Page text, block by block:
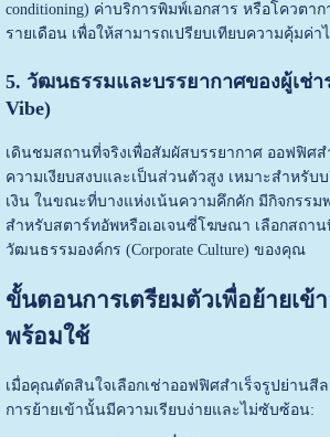
conditioning) ค่าบริการพิมพ์เอกสาร หรือโควตา
รายเดือน เพื่อให้สามารถเปรียบเทียบความคุ้มค่า
5. วัฒนธรรมและบรรยากาศของผู้เช่า
Vibe)
เดินชมสถานที่จริงเพื่อสัมผัสบรรยากาศ ออฟฟิศส
ความเงียบสงบและเป็นส่วนตัวสูง เหมาะสำหรับ
เงิน ในขณะที่บางแห่งเน้นความคึกคัก มีกิจกรรม
สำหรับสตาร์ทอัพหรือเอเจนซี่โฆษณา เลือกสถา
วัฒนธรรมองค์กร (Corporate Culture) ของคุณ
ขั้นตอนการเตรียมตัวเพื่อย้ายเ
พร้อมใช้
เมื่อคุณตัดสินใจเลือกเช่าออฟฟิศสำเร็จรูปย่าน
การย้ายเข้านั้นมีความเรียบง่ายและไม่ซับซ้อน: